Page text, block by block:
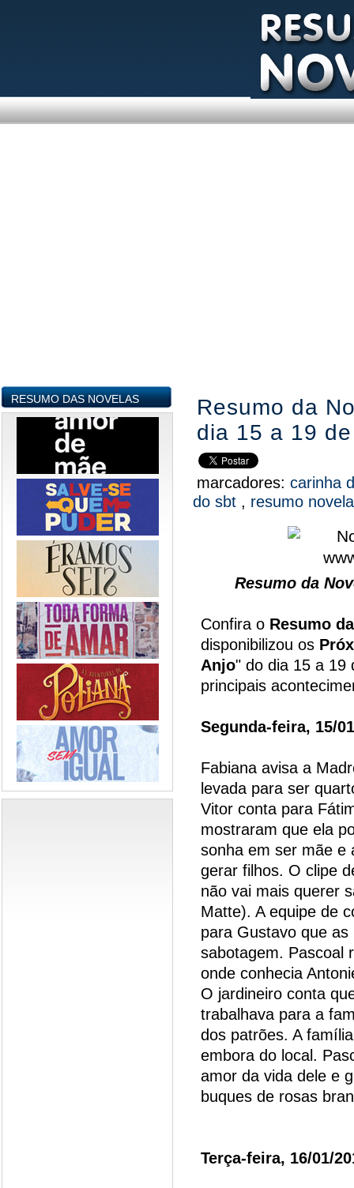
RESUMO DAS NOVELAS
Resumo da
dia 15 a 19
marcadores: carinha
do sbt , resumo
Resumo da
Confira o Resumo
disponibilizou os
Anjo" do dia 15 a 19
principais
Segunda-feira, 15/
Fabiana avisa a
levada para ser
Vitor conta para
mostraram que ela
sonha em ser mãe e
gerar filhos. O clipe
não vai mais querer
Matte). A equipe de
para Gustavo que
sabotagem. Pascoal
onde conhecia
O jardineiro conta
trabalhava para a
dos patrões. A
embora do local.
amor da vida dele e
buques de rosas
Terça-feira, 16/01/